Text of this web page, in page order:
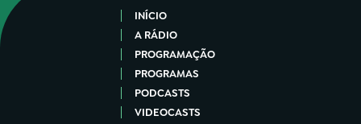
INÍCIO
A RÁDIO
PROGRAMAÇÃO
PROGRAMAS
PODCASTS
VIDEOCASTS